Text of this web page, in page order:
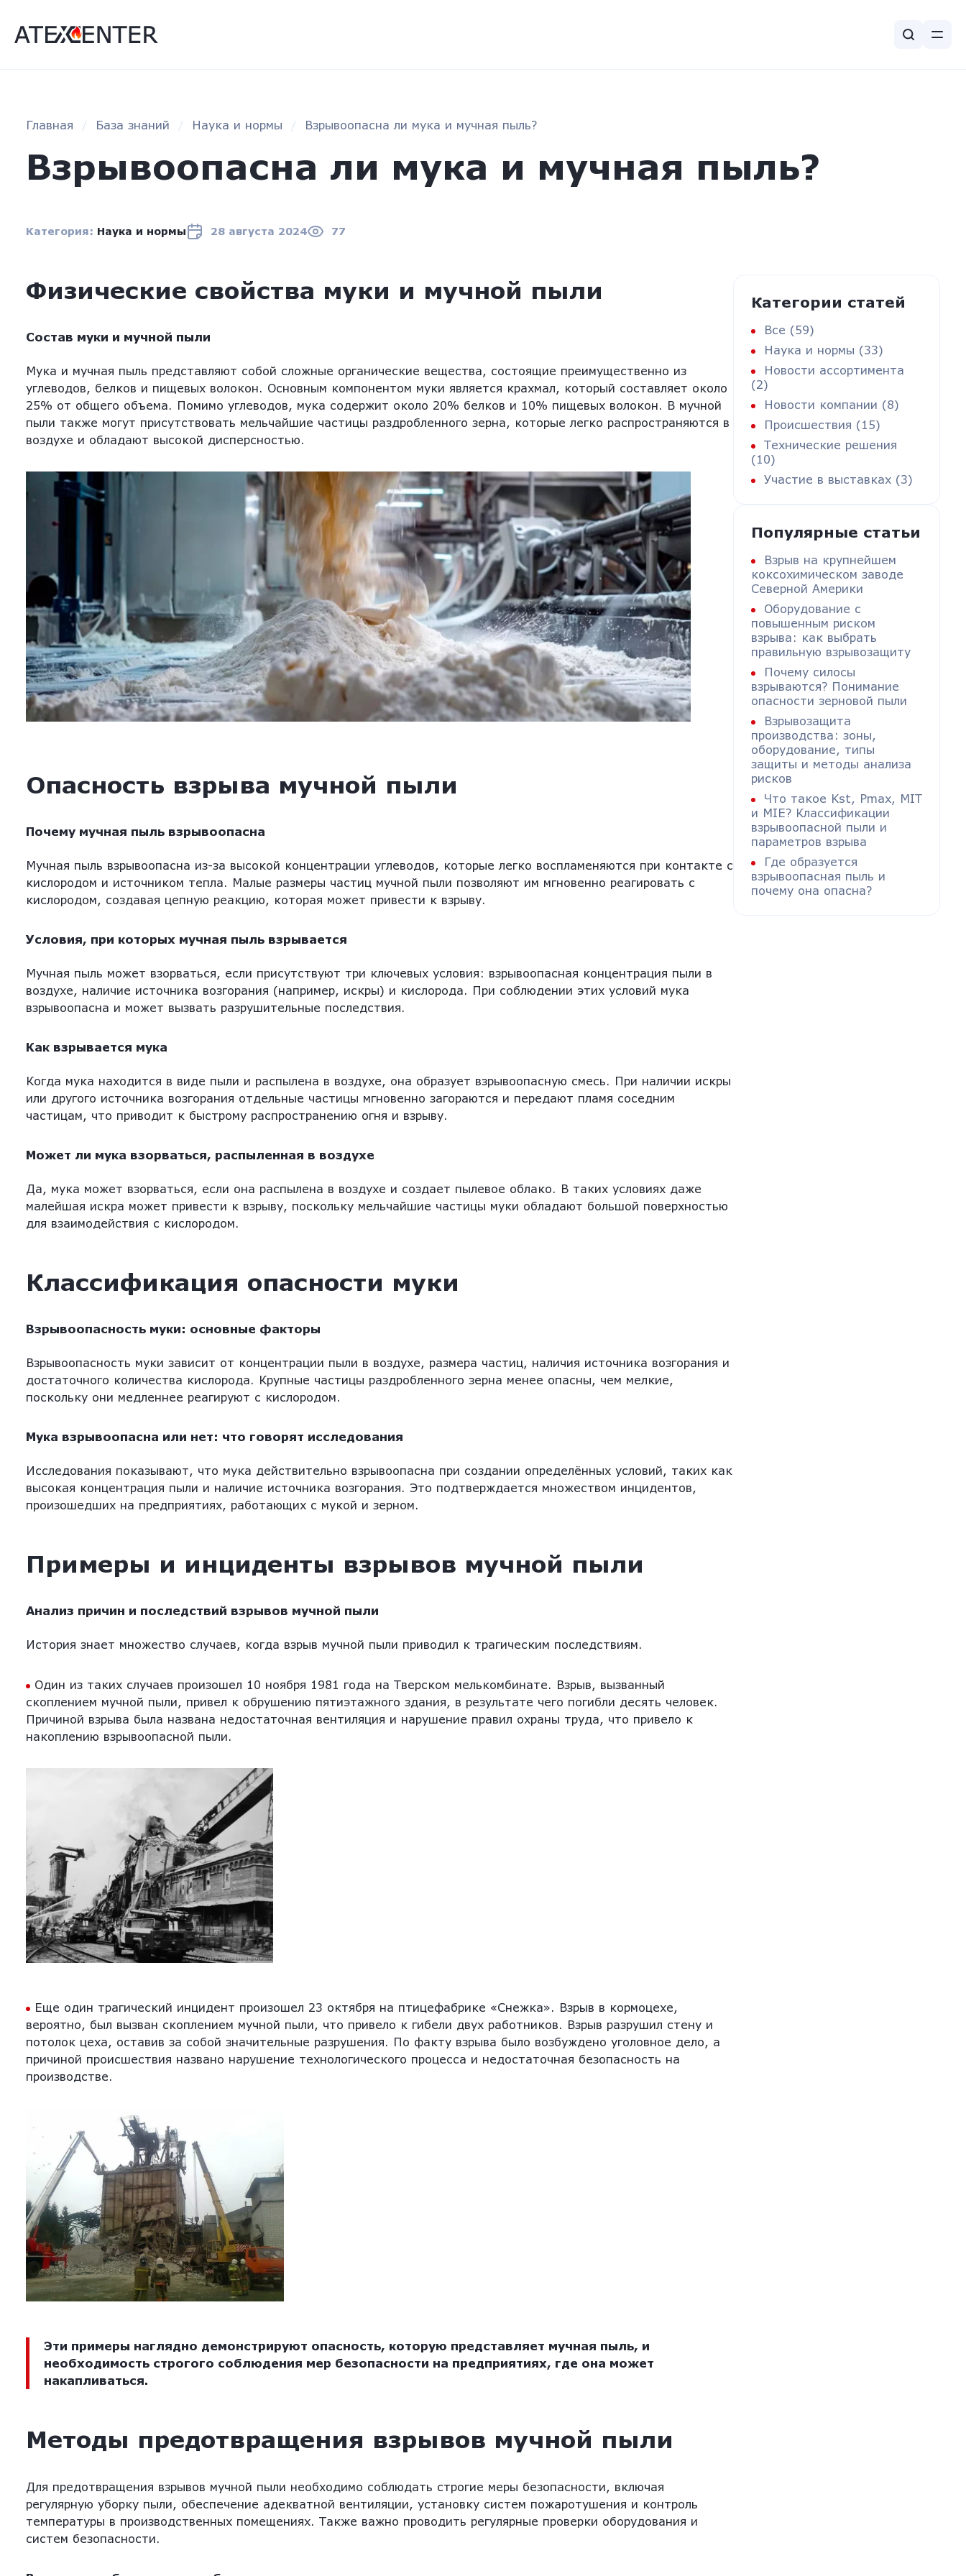
Главная База знаний Наука и нормы Взрывоопасна ли мука и мучная пыль?
Взрывоопасна ли мука и мучная пыль?
Категория: Наука и нормы 28 августа 2024 77
Физические свойства муки и мучной пыли
Состав муки и мучной пыли
Мука и мучная пыль представляют собой сложные органические вещества, состоящие преимущественно из
углеводов, белков и пищевых волокон. Основным компонентом муки является крахмал, который составляет около
25% от общего объема. Помимо углеводов, мука содержит около 20% белков и 10% пищевых волокон. В мучной
пыли также могут присутствовать мельчайшие частицы раздробленного зерна, которые легко распространяются в
воздухе и обладают высокой дисперсностью.
Опасность взрыва мучной пыли
Почему мучная пыль взрывоопасна
Мучная пыль взрывоопасна из-за высокой концентрации углеводов, которые легко воспламеняются при контакте с
кислородом и источником тепла. Малые размеры частиц мучной пыли позволяют им мгновенно реагировать с
кислородом, создавая цепную реакцию, которая может привести к взрыву.
Условия, при которых мучная пыль взрывается
Мучная пыль может взорваться, если присутствуют три ключевых условия: взрывоопасная концентрация пыли в
воздухе, наличие источника возгорания (например, искры) и кислорода. При соблюдении этих условий мука
взрывоопасна и может вызвать разрушительные последствия.
Как взрывается мука
Когда мука находится в виде пыли и распылена в воздухе, она образует взрывоопасную смесь. При наличии искры
или другого источника возгорания отдельные частицы мгновенно загораются и передают пламя соседним
частицам, что приводит к быстрому распространению огня и взрыву.
Может ли мука взорваться, распыленная в воздухе
Да, мука может взорваться, если она распылена в воздухе и создает пылевое облако. В таких условиях даже
малейшая искра может привести к взрыву, поскольку мельчайшие частицы муки обладают большой поверхностью
для взаимодействия с кислородом.
Классификация опасности муки
Взрывоопасность муки: основные факторы
Взрывоопасность муки зависит от концентрации пыли в воздухе, размера частиц, наличия источника возгорания и
достаточного количества кислорода. Крупные частицы раздробленного зерна менее опасны, чем мелкие,
поскольку они медленнее реагируют с кислородом.
Мука взрывоопасна или нет: что говорят исследования
Исследования показывают, что мука действительно взрывоопасна при создании определённых условий, таких как
высокая концентрация пыли и наличие источника возгорания. Это подтверждается множеством инцидентов,
произошедших на предприятиях, работающих с мукой и зерном.
Примеры и инциденты взрывов мучной пыли
Анализ причин и последствий взрывов мучной пыли
История знает множество случаев, когда взрыв мучной пыли приводил к трагическим последствиям.
Один из таких случаев произошел 10 ноября 1981 года на Тверском мелькомбинате. Взрыв, вызванный
скоплением мучной пыли, привел к обрушению пятиэтажного здания, в результате чего погибли десять человек.
Причиной взрыва была названа недостаточная вентиляция и нарушение правил охраны труда, что привело к
накоплению взрывоопасной пыли.
Еще один трагический инцидент произошел 23 октября на птицефабрике «Снежка». Взрыв в кормоцехе,
вероятно, был вызван скоплением мучной пыли, что привело к гибели двух работников. Взрыв разрушил стену и
потолок цеха, оставив за собой значительные разрушения. По факту взрыва было возбуждено уголовное дело, а
причиной происшествия названо нарушение технологического процесса и недостаточная безопасность на
производстве.
Эти примеры наглядно демонстрируют опасность, которую представляет мучная пыль, и
необходимость строгого соблюдения мер безопасности на предприятиях, где она может
накапливаться.
Методы предотвращения взрывов мучной пыли
Для предотвращения взрывов мучной пыли необходимо соблюдать строгие меры безопасности, включая
регулярную уборку пыли, обеспечение адекватной вентиляции, установку систем пожаротушения и контроль
температуры в производственных помещениях. Также важно проводить регулярные проверки оборудования и
систем безопасности.
Категории статей
Все (59)
Наука и нормы (33)
Новости ассортимента
(2)
Новости компании (8)
Происшествия (15)
Технические решения
(10)
Участие в выставках (3)
Популярные статьи
Взрыв на крупнейшем
коксохимическом заводе
Северной Америки
Оборудование с
повышенным риском
взрыва: как выбрать
правильную взрывозащиту
Почему силосы
взрываются? Понимание
опасности зерновой пыли
Взрывозащита
производства: зоны,
оборудование, типы
защиты и методы анализа
рисков
Что такое Kst, Pmax, MIT
и MIE? Классификации
взрывоопасной пыли и
параметров взрыва
Где образуется
взрывоопасная пыль и
почему она опасна?